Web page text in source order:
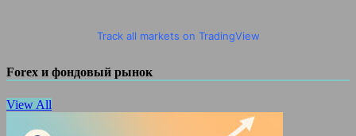
Track all markets on TradingView
Forex и фондовый рынок
View All